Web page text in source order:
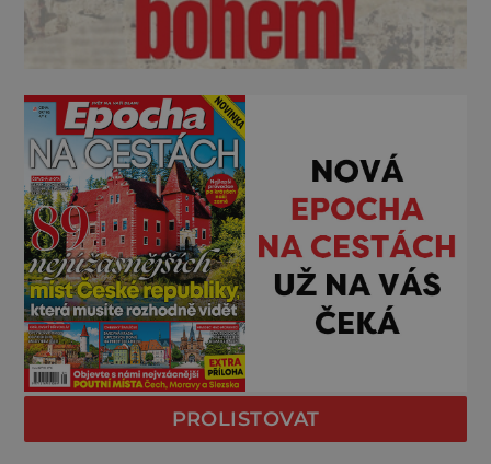
PROLISTOVAT